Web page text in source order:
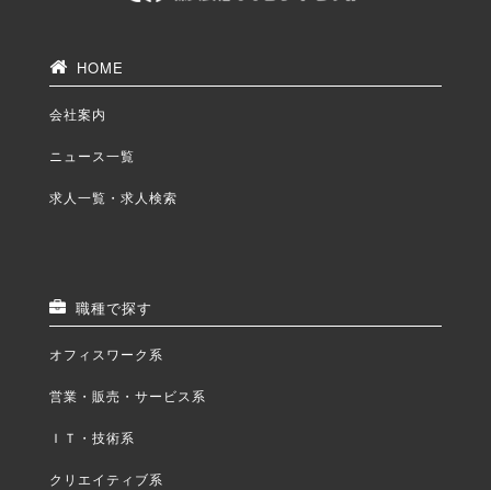
HOME
会社案内
ニュース一覧
求人一覧・求人検索
職種で探す
オフィスワーク系
営業・販売・サービス系
ＩＴ・技術系
クリエイティブ系